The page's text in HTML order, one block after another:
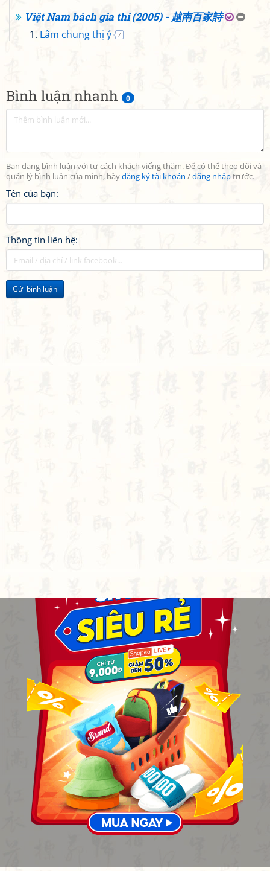
Bình luận nhanh 0
Bạn đang bình luận với tư cách khách viếng thăm. Để có thể theo dõi và
quản lý bình luận của mình, hãyđăng ký tài khoản /đăng nhậptrước.
Tên của bạn:
Thông tin liên hệ:
Gửi bình luận
Việt Nam bách gia thi (2005) - 越南百家詩
Lâm chung thị ý 7